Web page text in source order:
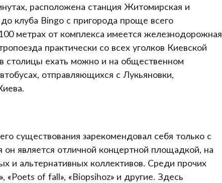
расположена станция Житомирская и
клуба Bingo с пригорода проще всего
метрах от комплекса имеется железнодорожная
практически со всех уголков Киевской
столицы ехать можно и на общественном
отправляющихся с Лукьяновки,
существования зарекомендовал себя только с
является отличной концертной площадкой, на
и альтернативных коллективов. Среди прочих
«Poets of fall», «Biopsihoz» и другие. Здесь